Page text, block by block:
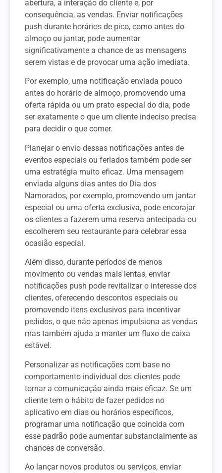
abertura, a interação do cliente e, por
consequência, as vendas. Enviar notificações
push durante horários de pico, como antes do
almoço ou jantar, pode aumentar
significativamente a chance de as mensagens
serem vistas e de provocar uma ação imediata.
Por exemplo, uma notificação enviada pouco
antes do horário de almoço, promovendo uma
oferta rápida ou um prato especial do dia, pode
ser exatamente o que um cliente indeciso precisa
para decidir o que comer.
Planejar o envio dessas notificações antes de
eventos especiais ou feriados também pode ser
uma estratégia muito eficaz. Uma mensagem
enviada alguns dias antes do Dia dos
Namorados, por exemplo, promovendo um jantar
especial ou uma oferta exclusiva, pode encorajar
os clientes a fazerem uma reserva antecipada ou
escolherem seu restaurante para celebrar essa
ocasião especial.
Além disso, durante períodos de menos
movimento ou vendas mais lentas, enviar
notificações push pode revitalizar o interesse dos
clientes, oferecendo descontos especiais ou
promovendo itens exclusivos para incentivar
pedidos, o que não apenas impulsiona as vendas
mas também ajuda a manter um fluxo de caixa
estável.
Personalizar as notificações com base no
comportamento individual dos clientes pode
tornar a comunicação ainda mais eficaz. Se um
cliente tem o hábito de fazer pedidos no
aplicativo em dias ou horários específicos,
programar uma notificação que coincida com
esse padrão pode aumentar substancialmente as
chances de conversão.
Ao lançar novos produtos ou serviços, enviar